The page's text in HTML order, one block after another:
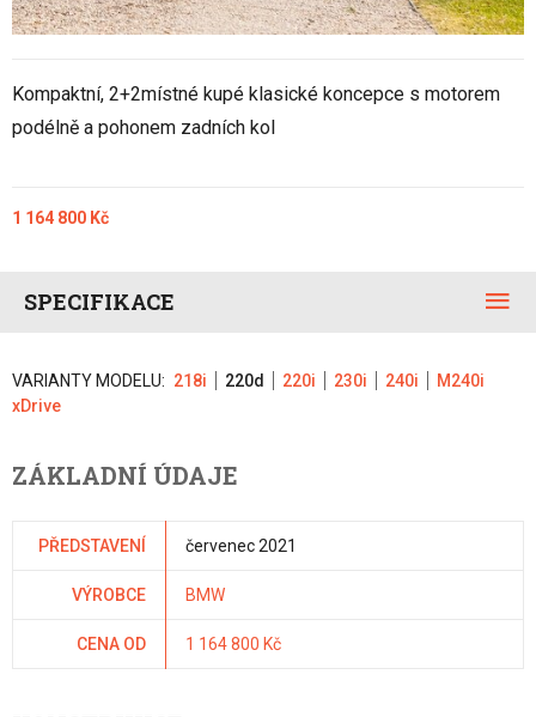
Kompaktní, 2+2místné kupé klasické koncepce s motorem
podélně a pohonem zadních kol
1 164 800 Kč
SPECIFIKACE
VARIANTY MODELU: 218i 220d 220i 230i 240i
M240i
xDrive
ZÁKLADNÍ ÚDAJE
PŘEDSTAVENÍ červenec 2021
VÝROBCE BMW
CENA OD 1 164 800 Kč